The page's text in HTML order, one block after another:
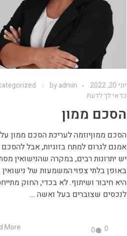
יוני 20, 2022 byadmin
כדאי לך לדעת
הסכם ממון
הסכם ממוןיוזמה לעריכת הסכם ממון
אמנם לגרום למתח בזוגיות, אבל להסכם
יש יתרונות רבים, במקרה שהנישואין
באופן בלתי צפוי.המשמעות של נישואין
היא חיבור ושיתוף. לא בכדי, החוק
לנכסים שצוברים בעל ואשה ...
More 0
0